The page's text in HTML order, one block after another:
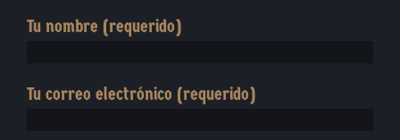
Tu nombre (requerido)
Tu correo electrónico (requerido)